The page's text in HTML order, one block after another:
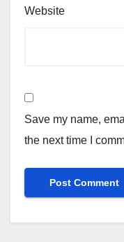
Website
Save my name,
the next time I